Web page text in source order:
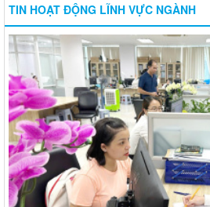
TIN HOẠT ĐỘNG LĨNH VỰC NGÀNH